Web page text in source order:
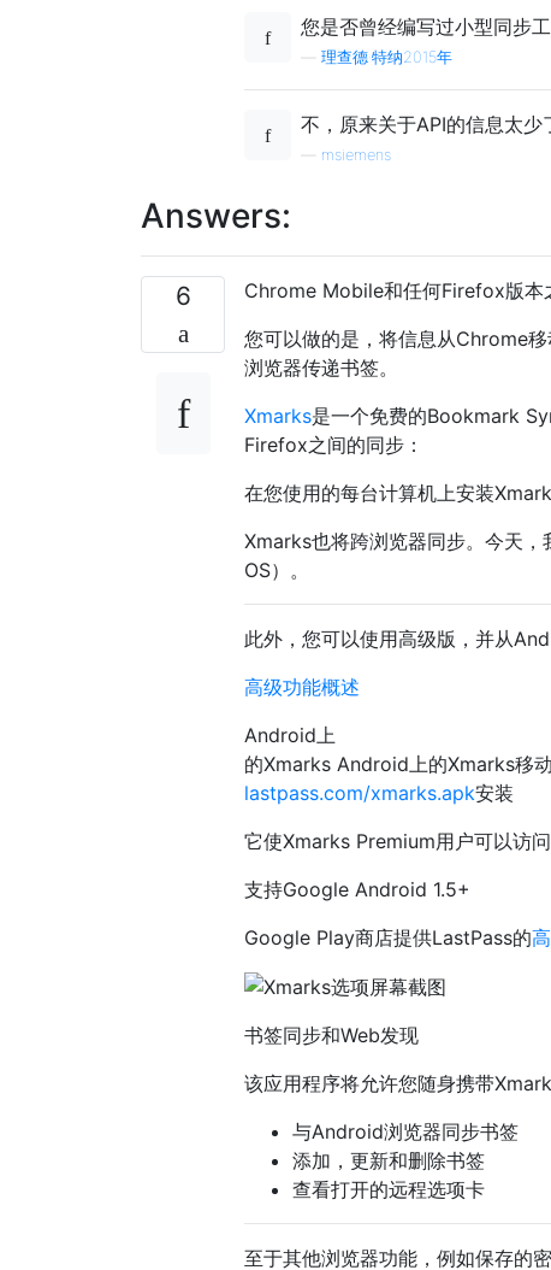
您是否曾经编写过小型同步
理查德·特纳2015年
不，原来关于API的信息太少
msiemens
Answers:
6
Chrome Mobile和任何Firefox版本
您可以做的是，将信息从Chrome
浏览器传递书签。
Xmarks是一个免费的Bookmark
Firefox之间的同步：
在您使用的每台计算机上安装
Xmarks也将跨浏览器同步。今天
OS）。
此外，您可以使用高级版，并从
高级功能概述
Android上
的Xmarks Android上的Xmarks移
lastpass.com/xmarks.apk安装
它使Xmarks Premium用户可以访
支持Google Android 1.5+
Google Play商店提供LastPass的
书签同步和Web发现
该应用程序将允许您随身携带
与Android浏览器同步书签
添加，更新和删除书签
查看打开的远程选项卡
至于其他浏览器功能，例如保存的